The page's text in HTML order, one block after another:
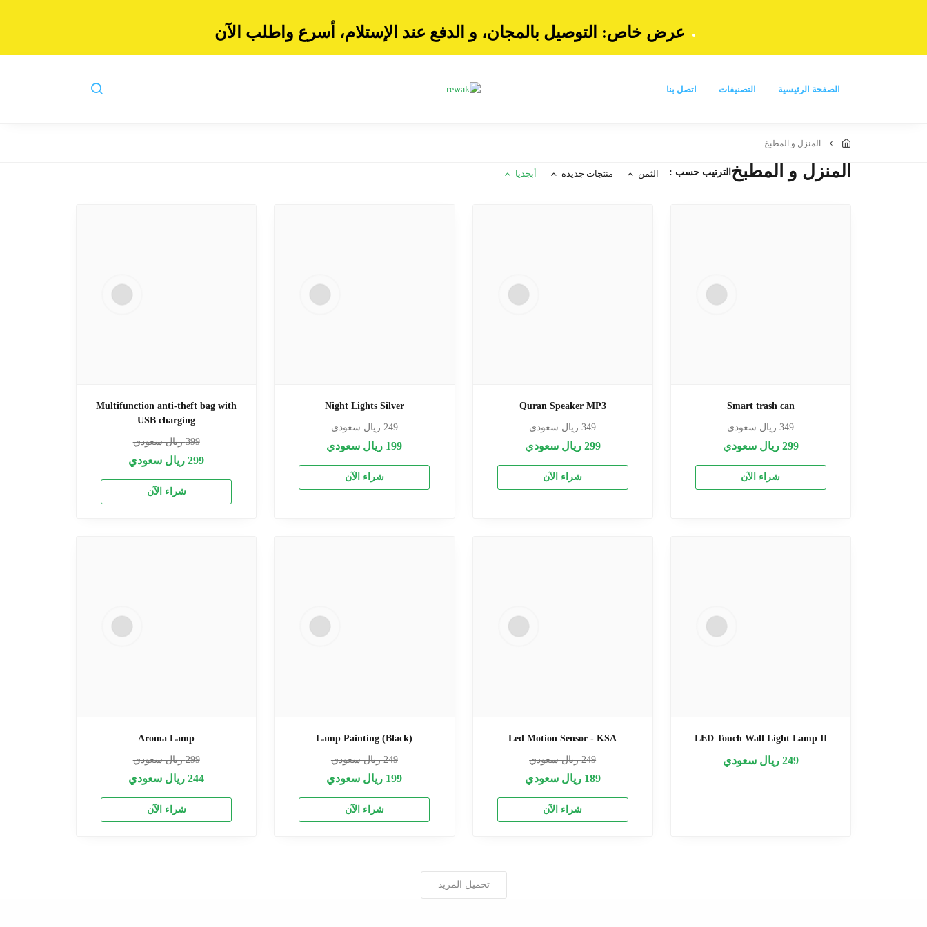
عرض خاص: التوصيل بالمجان، و الدفع عند الإستلام، أ سرع واطلب الآن
الصفحة الرئيسية التصنيفات اتصل بنا
المنزل و المطبخ
المنزل و المطبخ الترتيب حسب : الثمن منتجات جديدة أبجديا
Smart trash can
349ريال سعودي
299 ريال سعودي
شراء الآن
Quran Speaker MP3
349ريال سعودي
299 ريال سعودي
شراء الآن
Night Lights Silver
249ريال سعودي
199 ريال سعودي
شراء الآن
Multifunction anti-theft bag with
USB charging
399ريال سعودي
299ريال سعودي
شراء الآن
LED Touch Wall Light Lamp II
249 ريال سعودي
Led Motion Sensor - KSA
249ريال سعودي
189 ريال سعودي
شراء الآن
Lamp Painting (Black)
249ريال سعودي
199 ريال سعودي
شراء الآن
Aroma Lamp
299ريال سعودي
244ريال سعودي
شراء الآن
تحميل المزيد